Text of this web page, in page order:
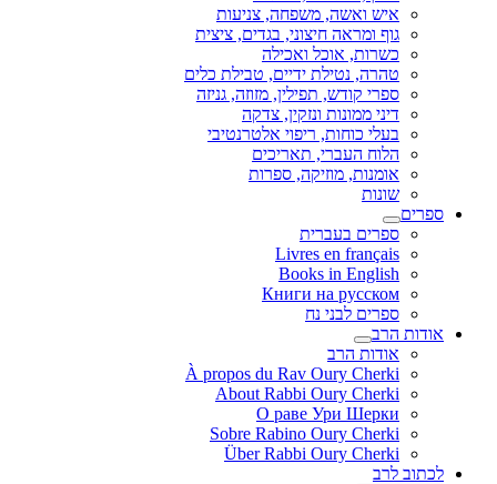
איש ואשה, משפחה, צניעות
גוף ומראה חיצוני, בגדים, ציצית
כשרות, אוכל ואכילה
טהרה, נטילת ידיים, טבילת כלים
ספרי קודש, תפילין, מזוזה, גניזה
דיני ממונות ונזקין, צדקה
בעלי כוחות, ריפוי אלטרנטיבי
הלוח העברי, תאריכים
אומנות, מוזיקה, ספרות
שונות
ספרים
ספרים בעברית
Livres en français
Books in English
Книги на русском
ספרים לבני נח
אודות הרב
אודות הרב
À propos du Rav Oury Cherki
About Rabbi Oury Cherki
О раве Ури Шерки
Sobre Rabino Oury Cherki
Über Rabbi Oury Cherki
לכתוב לרב